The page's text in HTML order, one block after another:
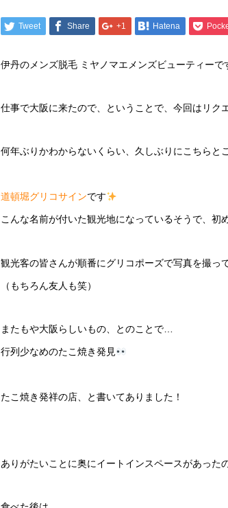
Tweet Share +1 Hatena
伊丹のメンズ脱毛 ミヤノマエメンズビューティー
仕事で大阪に来たので、ということで、今回はリク
何年ぶりかわからないくらい、久しぶりにこちらと
道頓堀グリコサインです
こんな名前が付いた観光地になっているそうで、初
観光客の皆さんが順番にグリコポーズで写真を撮っ
（もちろん友人も笑）
またもや大阪らしいもの、とのことで…
行列少なめのたこ焼き発見
たこ焼き発祥の店、と書いてありました！
ありがたいことに奥にイートインスペースがあった